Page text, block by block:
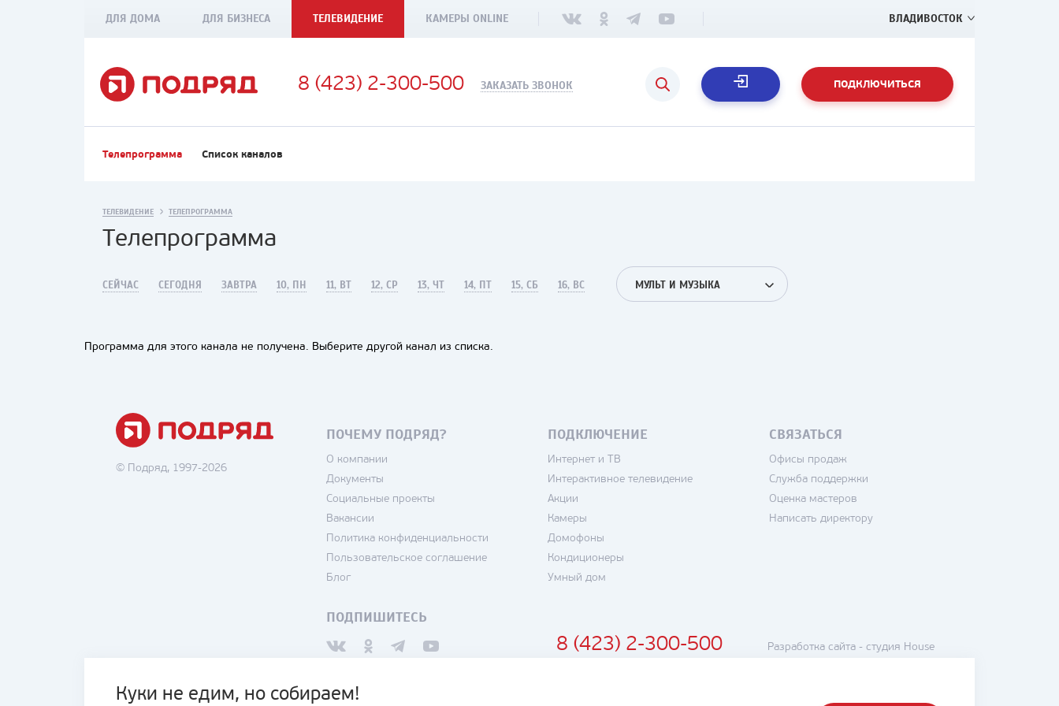
ДЛЯ ДОМА ДЛЯ БИЗНЕСА ТЕЛЕВИДЕНИЕ КАМЕРЫ ONLINE ВЛАДИВОСТОК
8 (423) 2-300-500 ЗАКАЗАТЬ ЗВОНОК ПОДКЛЮЧИТЬСЯ
Телепрограмма Список каналов
Куки не едим, но собираем!
ТЕЛЕВИДЕНИЕ ТЕЛЕПРОГРАММА
Телепрограмма
СЕЙЧАС СЕГОДНЯ ЗАВТРА 10, ПН 11, ВТ 12, СР 13, ЧТ 14, ПТ 15, СБ 16, ВС МУЛЬТ И МУЗЫКА
Программа для этого канала не получена. Выберите другой канал из списка.
© Подряд, 1997-2026
ПОЧЕМУ ПОДРЯД?
О компании
Документы
Социальные проекты
Вакансии
Политика конфиденциальности
Пользовательское соглашение
Блог
ПОДКЛЮЧЕНИЕ
Интернет и ТВ
Интерактивное телевидение
Акции
Камеры
Домофоны
Кондиционеры
Умный дом
СВЯЗАТЬСЯ
Офисы продаж
Служба поддержки
Оценка мастеров
Написать директору
ПОДПИШИТЕСЬ
8 (423) 2-300-500 Разработка сайта - студия House